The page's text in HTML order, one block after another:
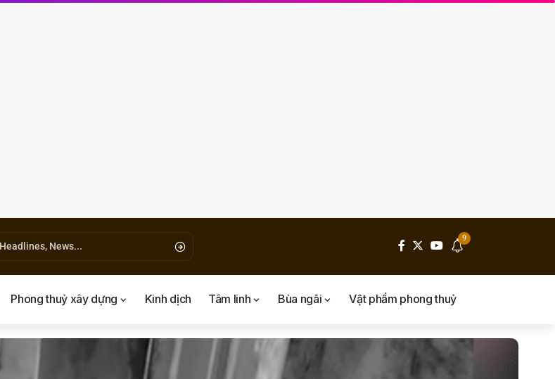
9
Phong thuỷ xây dựng Kinh dịch Tâm linh Bùa ngãi Vật phẩm phong thuỷ